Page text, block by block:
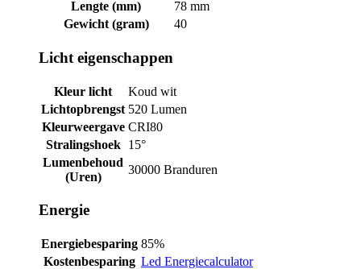
Lengte (mm)
78 mm
Gewicht (gram)
40
Licht eigenschappen
Kleur licht
Koud wit
Lichtopbrengst 520 Lumen
Kleurweergave CRI80
Stralingshoek
15°
Lumenbehoud
(Uren)
30000 Branduren
Energie
Energiebesparing 85%
Kostenbesparing Led Energiecalculator